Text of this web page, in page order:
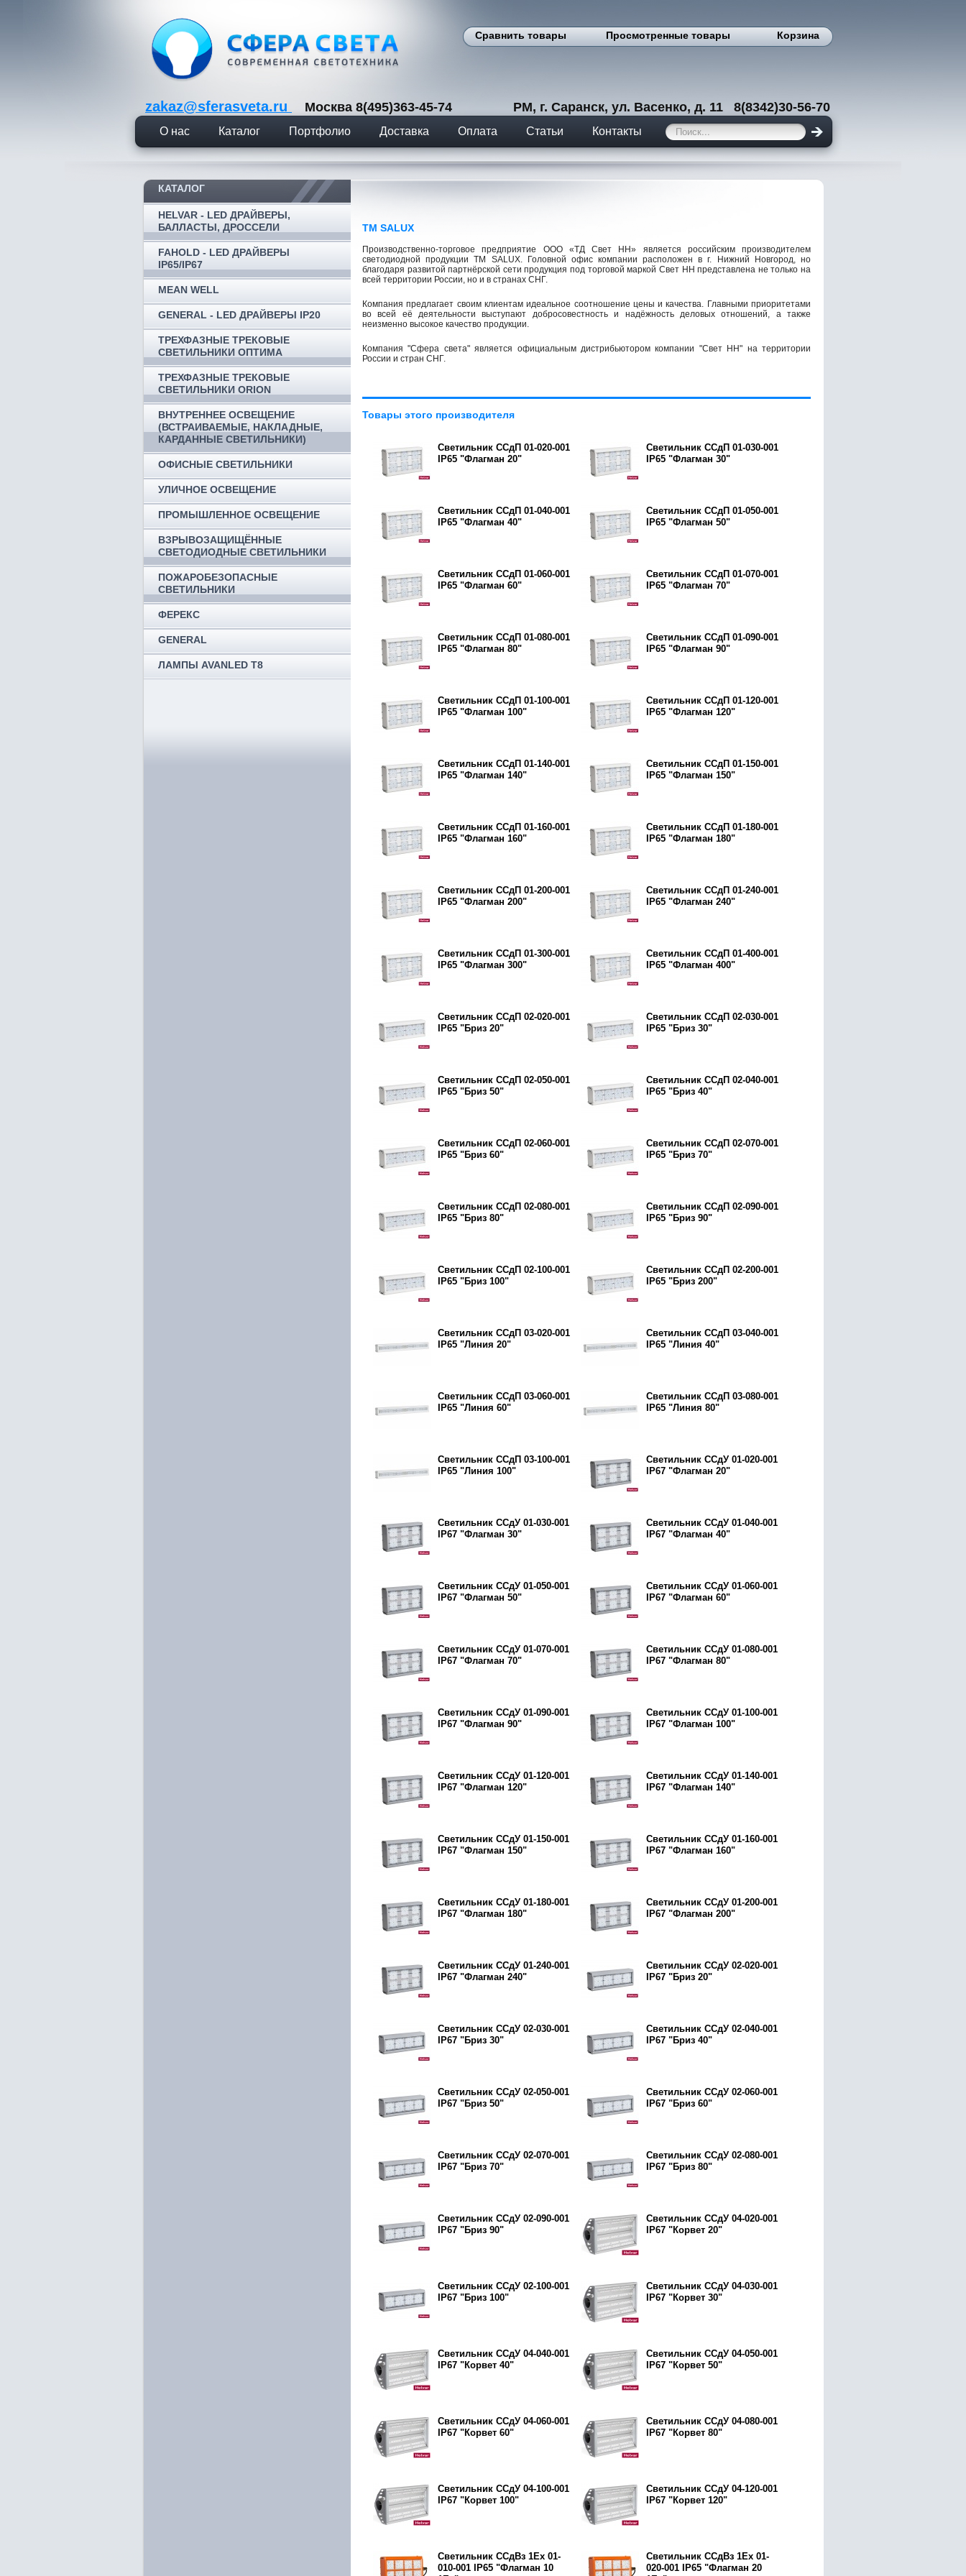
Сравнить товары Просмотренные товары Корзина
zakaz@sferasveta.ru Москва 8(495)363-45-74 РМ, г. Саранск, ул. Васенко, д. 11 8(8342)30-56-70
О нас Каталог Портфолио Доставка Оплата Статьи Контакты
КАТАЛОГ
HELVAR - LED ДРАЙВЕРЫ,
БАЛЛАСТЫ, ДРОССЕЛИ
FAHOLD - LED ДРАЙВЕРЫ
IP65/IP67
MEAN WELL
GENERAL - LED ДРАЙВЕРЫ IP20
ТРЕХФАЗНЫЕ ТРЕКОВЫЕ
СВЕТИЛЬНИКИ ОПТИМА
ТРЕХФАЗНЫЕ ТРЕКОВЫЕ
СВЕТИЛЬНИКИ ORION
ВНУТРЕННЕЕ ОСВЕЩЕНИЕ
(ВСТРАИВАЕМЫЕ, НАКЛАДНЫЕ,
КАРДАННЫЕ СВЕТИЛЬНИКИ)
ОФИСНЫЕ СВЕТИЛЬНИКИ
УЛИЧНОЕ ОСВЕЩЕНИЕ
ПРОМЫШЛЕННОЕ ОСВЕЩЕНИЕ
ВЗРЫВОЗАЩИЩЁННЫЕ
СВЕТОДИОДНЫЕ СВЕТИЛЬНИКИ
ПОЖАРОБЕЗОПАСНЫЕ
СВЕТИЛЬНИКИ
ФЕРЕКС
GENERAL
ЛАМПЫ AVANLED T8
TM SALUX
Производственно-торговое предприятие ООО «ТД Свет НН» является российским производителем
светодиодной продукции ТМ SALUX. Головной офис компании расположен в г. Нижний Новгород, но
благодаря развитой партнёрской сети продукция под торговой маркой Свет НН представлена не только на
всей территории России, но и в странах СНГ.
Компания предлагает своим клиентам идеальное соотношение цены и качества. Главными приоритетами
во всей её деятельности выступают добросовестность и надёжность деловых отношений, а также
неизменно высокое качество продукции.
Компания "Сфера света" является официальным дистрибьютором компании "Свет НН" на территории
России и стран СНГ.
Товары этого производителя
Светильник ССдП 01-020-001
IP65 "Флагман 20"
Светильник ССдП 01-030-001
IP65 "Флагман 30"
Светильник ССдП 01-040-001
IP65 "Флагман 40"
Светильник ССдП 01-050-001
IP65 "Флагман 50"
Светильник ССдП 01-060-001
IP65 "Флагман 60"
Светильник ССдП 01-070-001
IP65 "Флагман 70"
Светильник ССдП 01-080-001
IP65 "Флагман 80"
Светильник ССдП 01-090-001
IP65 "Флагман 90"
Светильник ССдП 01-100-001
IP65 "Флагман 100"
Светильник ССдП 01-120-001
IP65 "Флагман 120"
Светильник ССдП 01-140-001
IP65 "Флагман 140"
Светильник ССдП 01-150-001
IP65 "Флагман 150"
Светильник ССдП 01-160-001
IP65 "Флагман 160"
Светильник ССдП 01-180-001
IP65 "Флагман 180"
Светильник ССдП 01-200-001
IP65 "Флагман 200"
Светильник ССдП 01-240-001
IP65 "Флагман 240"
Светильник ССдП 01-300-001
IP65 "Флагман 300"
Светильник ССдП 01-400-001
IP65 "Флагман 400"
Светильник ССдП 02-020-001
IP65 "Бриз 20"
Светильник ССдП 02-030-001
IP65 "Бриз 30"
Светильник ССдП 02-050-001
IP65 "Бриз 50"
Светильник ССдП 02-040-001
IP65 "Бриз 40"
Светильник ССдП 02-060-001
IP65 "Бриз 60"
Светильник ССдП 02-070-001
IP65 "Бриз 70"
Светильник ССдП 02-080-001
IP65 "Бриз 80"
Светильник ССдП 02-090-001
IP65 "Бриз 90"
Светильник ССдП 02-100-001
IP65 "Бриз 100"
Светильник ССдП 02-200-001
IP65 "Бриз 200"
Светильник ССдП 03-020-001
IP65 "Линия 20"
Светильник ССдП 03-040-001
IP65 "Линия 40"
Светильник ССдП 03-060-001
IP65 "Линия 60"
Светильник ССдП 03-080-001
IP65 "Линия 80"
Светильник ССдП 03-100-001
IP65 "Линия 100"
Светильник ССдУ 01-020-001
IP67 "Флагман 20"
Светильник ССдУ 01-030-001
IP67 "Флагман 30"
Светильник ССдУ 01-040-001
IP67 "Флагман 40"
Светильник ССдУ 01-050-001
IP67 "Флагман 50"
Светильник ССдУ 01-060-001
IP67 "Флагман 60"
Светильник ССдУ 01-070-001
IP67 "Флагман 70"
Светильник ССдУ 01-080-001
IP67 "Флагман 80"
Светильник ССдУ 01-090-001
IP67 "Флагман 90"
Светильник ССдУ 01-100-001
IP67 "Флагман 100"
Светильник ССдУ 01-120-001
IP67 "Флагман 120"
Светильник ССдУ 01-140-001
IP67 "Флагман 140"
Светильник ССдУ 01-150-001
IP67 "Флагман 150"
Светильник ССдУ 01-160-001
IP67 "Флагман 160"
Светильник ССдУ 01-180-001
IP67 "Флагман 180"
Светильник ССдУ 01-200-001
IP67 "Флагман 200"
Светильник ССдУ 01-240-001
IP67 "Флагман 240"
Светильник ССдУ 02-020-001
IP67 "Бриз 20"
Светильник ССдУ 02-030-001
IP67 "Бриз 30"
Светильник ССдУ 02-040-001
IP67 "Бриз 40"
Светильник ССдУ 02-050-001
IP67 "Бриз 50"
Светильник ССдУ 02-060-001
IP67 "Бриз 60"
Светильник ССдУ 02-070-001
IP67 "Бриз 70"
Светильник ССдУ 02-080-001
IP67 "Бриз 80"
Светильник ССдУ 02-090-001
IP67 "Бриз 90"
Светильник ССдУ 04-020-001
IP67 "Корвет 20"
Светильник ССдУ 02-100-001
IP67 "Бриз 100"
Светильник ССдУ 04-030-001
IP67 "Корвет 30"
Светильник ССдУ 04-040-001
IP67 "Корвет 40"
Светильник ССдУ 04-050-001
IP67 "Корвет 50"
Светильник ССдУ 04-060-001
IP67 "Корвет 60"
Светильник ССдУ 04-080-001
IP67 "Корвет 80"
Светильник ССдУ 04-100-001
IP67 "Корвет 100"
Светильник ССдУ 04-120-001
IP67 "Корвет 120"
Светильник ССдВз 1Ех 01-
010-001 IP65 "Флагман 10
Светильник ССдВз 1Ех 01-
020-001 IP65 "Флагман 20